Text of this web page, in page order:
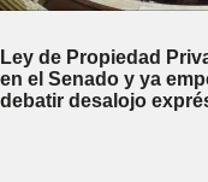
Ley de Propiedad
en el Senado y ya
debatir desalojo